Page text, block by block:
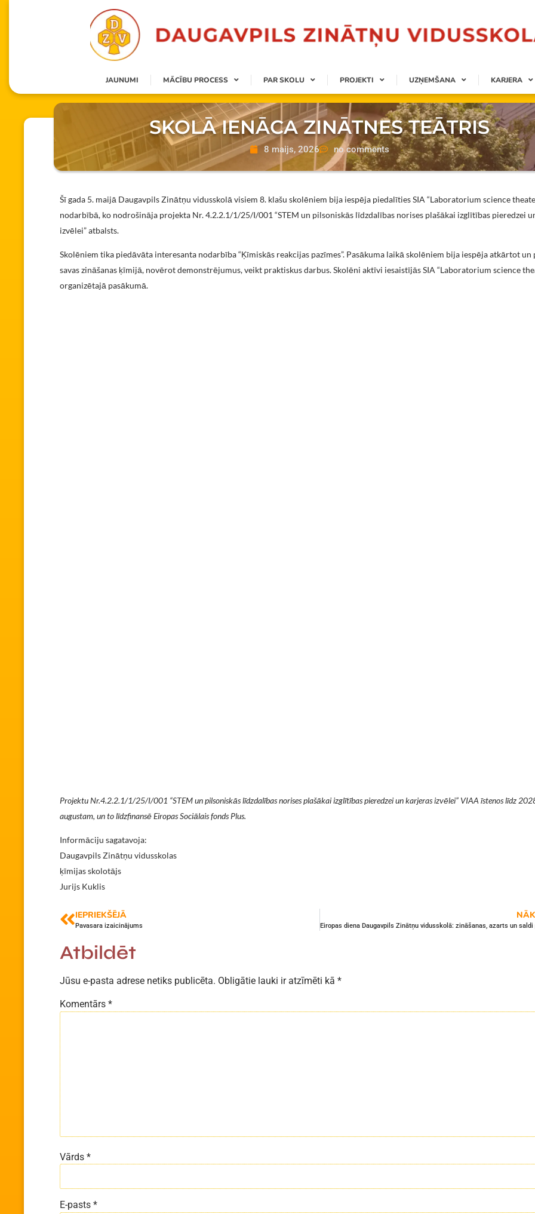
JAUNUMI MĀCĪBU PROCESS PAR SKOLU PROJEKTI UZŅEMŠANA KARJERA
SKOLĀ IENĀCA ZINĀTNES TEĀTRIS
8 maijs, 2026 no comments
Šī gada 5. maijā Daugavpils Zinātņu vidusskolā visiem 8. klašu skolēniem bija iespēja piedalīties SIA “Laboratorium science
nodarbībā, ko nodrošināja projekta Nr. 4.2.2.1/1/25/I/001 “STEM un pilsoniskās līdzdalības norises plašākai izglītības pieredzei
izvēlei” atbalsts.
Skolēniem tika piedāvāta interesanta nodarbība “Ķīmiskās reakcijas pazīmes”. Pasākuma laikā skolēniem bija iespēja atkārtot un
savas zināšanas ķīmijā, novērot demonstrējumus, veikt praktiskus darbus. Skolēni aktīvi iesaistījās SIA “Laboratorium science
organizētajā pasākumā.
Projektu Nr.4.2.2.1/1/25/I/001 “STEM un pilsoniskās līdzdalības norises plašākai izglītības pieredzei un karjeras izvēlei” VIAA īstenos līdz
augustam, un to līdzfinansē Eiropas Sociālais fonds Plus.
Informāciju sagatavoja:
Daugavpils Zinātņu vidusskolas
ķīmijas skolotājs
Jurijs Kuklis
IEPRIEKŠĒJĀ
Pavasara izaicinājums
Atbildēt
Jūsu e-pasta adrese netiks publicēta. Obligātie lauki ir atzīmēti kā *
Komentārs *
Vārds *
E-pasts *